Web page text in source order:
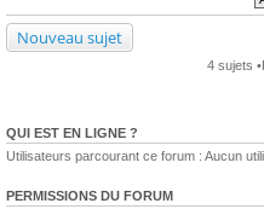
Nouveau sujet
4 sujets
QUI EST EN LIGNE ?
Utilisateurs parcourant ce forum : Aucun
PERMISSIONS DU FORUM